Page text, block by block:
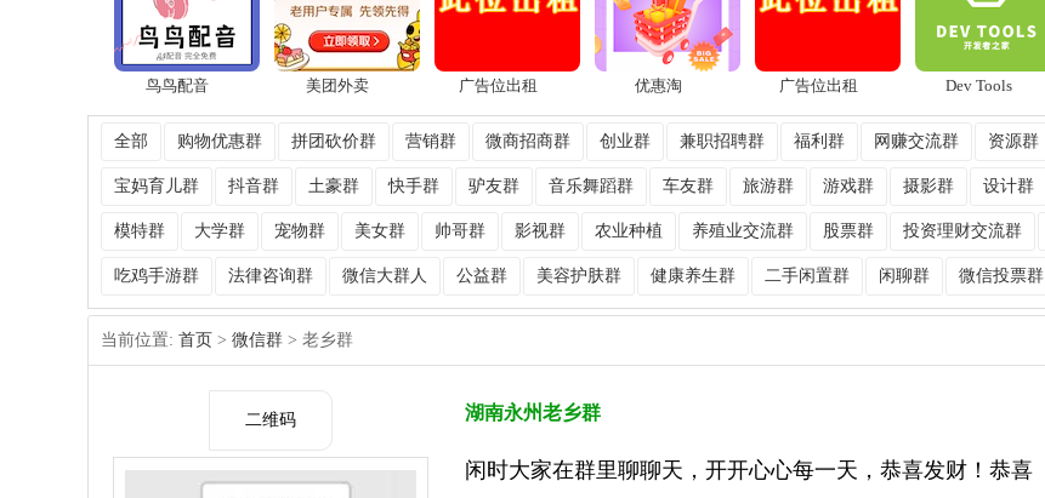
鸟鸟配音 美团外卖 广告位出租 优惠淘 广告位出租 Dev Tools
全部 购物优惠群 拼团砍价群 营销群 微商招商群 创业群 兼职招聘群 福利群 网赚交流群 资源群
宝妈育儿群 抖音群 土豪群 快手群 驴友群 音乐舞蹈群 车友群 旅游群 游戏群 摄影群 设计群
模特群 大学群 宠物群 美女群 帅哥群 影视群 农业种植 养殖业交流群 股票群 投资理财交流群
吃鸡手游群 法律咨询群 微信大群人 公益群 美容护肤群 健康养生群 二手闲置群 闲聊群 微信投票群
当前位置: 首页 > 微信群 > 老乡群
二维码 湖南永州老乡群
闲时大家在群里聊聊天，开开心心每一天，恭喜发财！恭喜